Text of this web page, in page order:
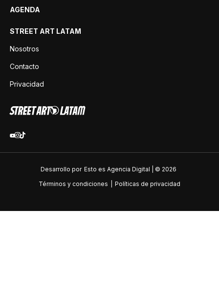
AGENDA
STREET ART LATAM
Nosotros
Contacto
Privacidad
Desarrollo por Esto es Agencia Digital | © 2026
Términos y condiciones
Políticas de privacidad